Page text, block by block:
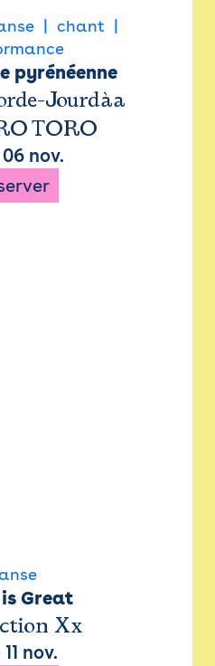
chant
pyrénéenne
Jourdàa
TORO
06 nov.
is Great
Xx
11 nov.